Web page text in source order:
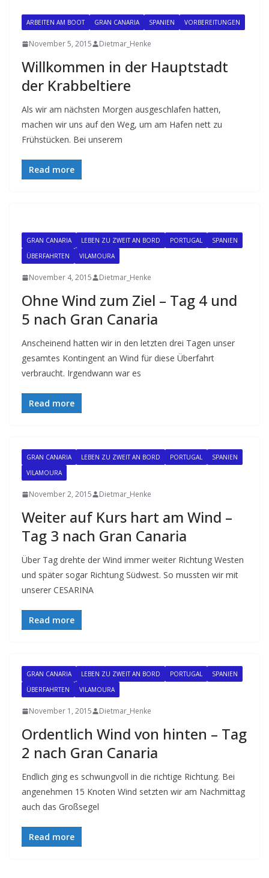
ARBEITEN AM BOOT GRAN CANARIA SPANIEN VORBEREITUNGEN
November 5, 2015 Dietmar_Henke
Willkommen in der Hauptstadt
der Krabbeltiere
Als wir am nächsten Morgen ausgeschlafen hatten,
machen wir uns auf den Weg, um am Hafen nett zu
Frühstücken. Bei unserem
Read more
GRAN CANARIA LEBEN ZU ZWEIT AN BORD PORTUGAL
SPANIEN
ÜBERFAHRTEN
VILAMOURA
November 4, 2015 Dietmar_Henke
Ohne Wind zum Ziel – Tag 4 und
5 nach Gran Canaria
Anscheinend hatten wir in den letzten drei Tagen unser
gesamtes Kontingent an Wind für diese Überfahrt
verbraucht. Irgendwann war es
Read more
GRAN CANARIA LEBEN ZU ZWEIT AN BORD PORTUGAL
SPANIEN
VILAMOURA
November 2, 2015 Dietmar_Henke
Weiter auf Kurs hart am Wind –
Tag 3 nach Gran Canaria
Über Tag drehte der Wind immer weiter Richtung Westen
und später sogar Richtung Südwest. So mussten wir mit
unserer CESARINA
Read more
GRAN CANARIA LEBEN ZU ZWEIT AN BORD PORTUGAL
SPANIEN
ÜBERFAHRTEN
VILAMOURA
November 1, 2015 Dietmar_Henke
Ordentlich Wind von hinten – Tag
2 nach Gran Canaria
Endlich ging es schwungvoll in die richtige Richtung. Bei
angenehmen 15 Knoten Wind setzten wir am Nachmittag
auch das Großsegel
Read more